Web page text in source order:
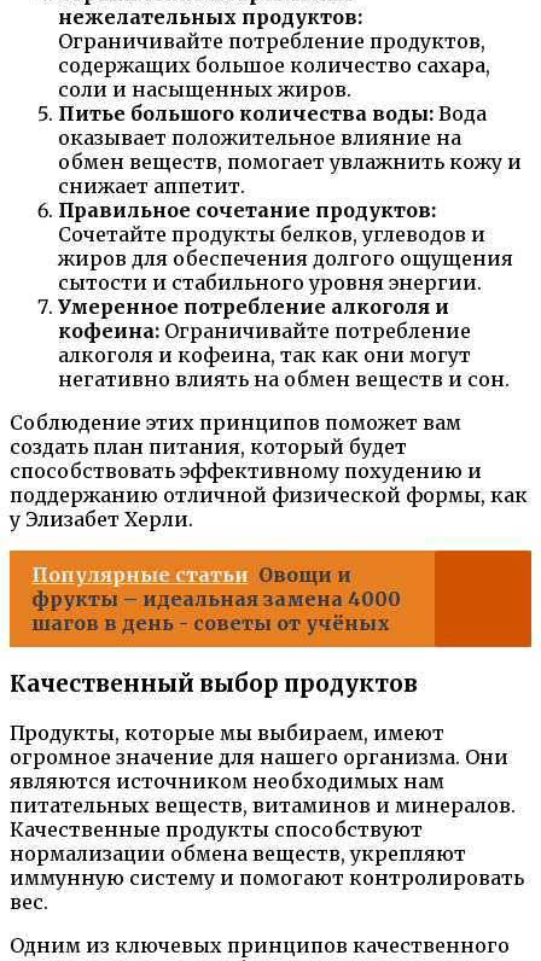
нежелательных продуктов:
Ограничивайте потребление продуктов,
содержащих большое количество сахара,
соли и насыщенных жиров.
Питье большого количества воды: Вода
оказывает положительное влияние на
обмен веществ, помогает увлажнить кожу и
снижает аппетит.
Правильное сочетание продуктов:
Сочетайте продукты белков, углеводов и
жиров для обеспечения долгого ощущения
сытости и стабильного уровня энергии.
Умеренное потребление алкоголя и
кофеина: Ограничивайте потребление
алкоголя и кофеина, так как они могут
негативно влиять на обмен веществ и сон.
Соблюдение этих принципов поможет вам
создать план питания, который будет
способствовать эффективному похудению и
поддержанию отличной физической формы, как
у Элизабет Херли.
Популярные статьи Овощи и
фрукты – идеальная замена 4000
шагов в день - советы от учёных
Качественный выбор продуктов
Продукты, которые мы выбираем, имеют
огромное значение для нашего организма. Они
являются источником необходимых нам
питательных веществ, витаминов и минералов.
Качественные продукты способствуют
нормализации обмена веществ, укрепляют
иммунную систему и помогают контролировать
вес.
Одним из ключевых принципов качественного